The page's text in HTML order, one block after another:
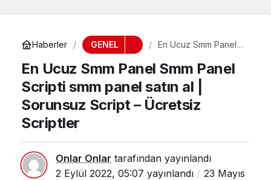
Haberler GENEL
En Ucuz Smm Panel
smm panel satın al |
Sorunsuz Script –
Ücretsiz Scriptler
En Ucuz Smm Panel Smm Panel
Scripti smm panel satın al |
Sorunsuz Script – Ücretsiz
Scriptler
Onlar Onlar tarafından yayınlandı
2 Eylül 2022, 05:07 yayınlandı
23 Mayıs